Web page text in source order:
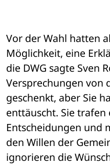
Vor der Wahl hatten
Möglichkeit, eine
die DWG sagte Sven
Versprechungen von
geschenkt, aber Sie
enttäuscht. Sie trafen
Entscheidungen und
den Willen der
ignorieren die